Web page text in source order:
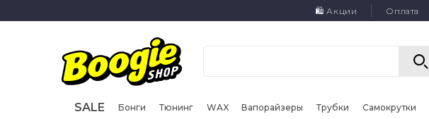
🛍 Акции Оплата
SALE Бонги Тюнинг WAX Вапорайзеры Трубки Самокрутки